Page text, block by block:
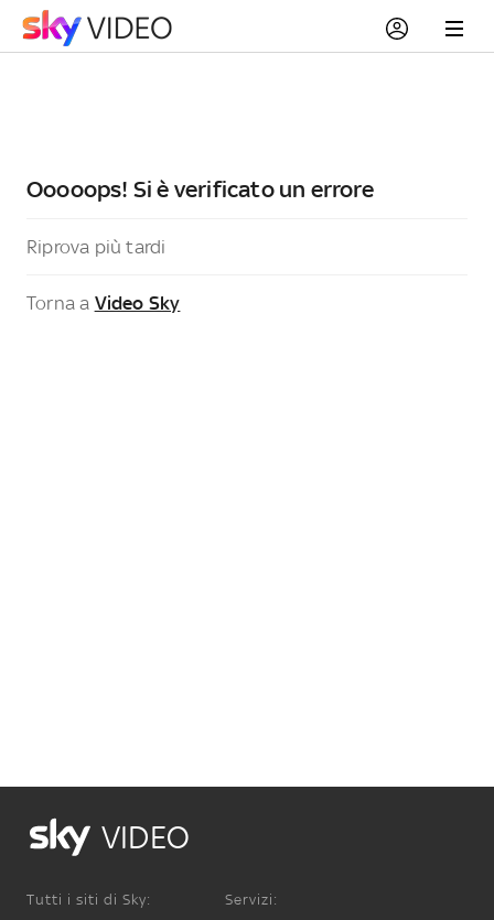
Ooooops! Si è verificato un errore
Riprova più tardi
Torna a Video Sky
VIDEO
Tutti i siti di Sky: Servizi: